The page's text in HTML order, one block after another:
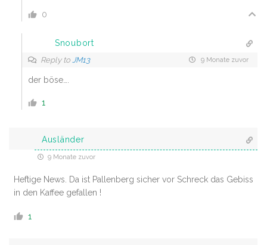
0
Snoubort
Reply to JM13 9 Monate zuvor
der böse….
1
Ausländer
9 Monate zuvor
Heftige News. Da ist Pallenberg sicher vor Schreck das Gebiss
in den Kaffee gefallen !
1